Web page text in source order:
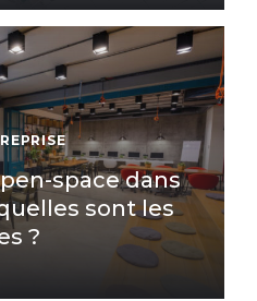
space dans
sont les
?